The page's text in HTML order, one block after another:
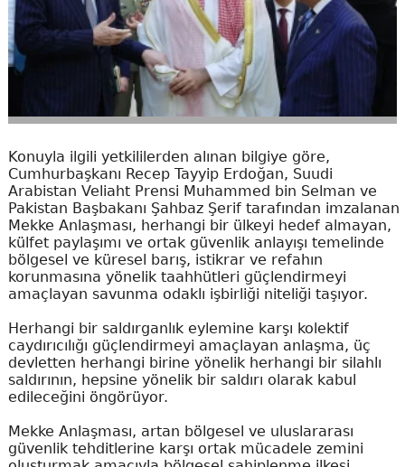
Konuyla ilgili yetkililerden alınan bilgiye göre,
Cumhurbaşkanı Recep Tayyip Erdoğan, Suudi
Arabistan Veliaht Prensi Muhammed bin Selman ve
Pakistan Başbakanı Şahbaz Şerif tarafından imzalanan
Mekke Anlaşması, herhangi bir ülkeyi hedef almayan,
külfet paylaşımı ve ortak güvenlik anlayışı temelinde
bölgesel ve küresel barış, istikrar ve refahın
korunmasına yönelik taahhütleri güçlendirmeyi
amaçlayan savunma odaklı işbirliği niteliği taşıyor.
Herhangi bir saldırganlık eylemine karşı kolektif
caydırıcılığı güçlendirmeyi amaçlayan anlaşma, üç
devletten herhangi birine yönelik herhangi bir silahlı
saldırının, hepsine yönelik bir saldırı olarak kabul
edileceğini öngörüyor.
Mekke Anlaşması, artan bölgesel ve uluslararası
güvenlik tehditlerine karşı ortak mücadele zemini